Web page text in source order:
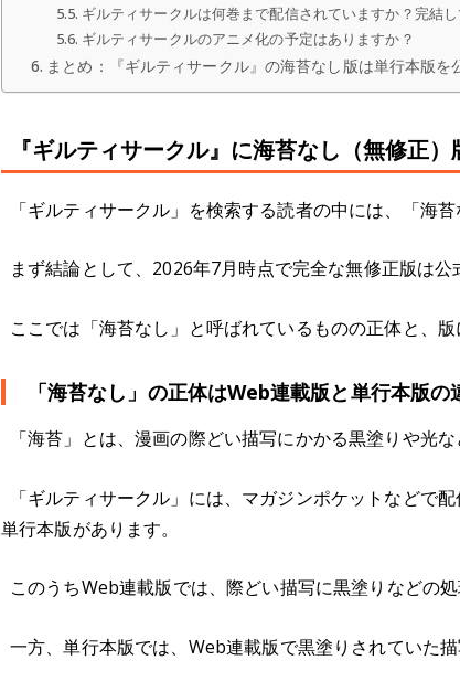
ギルティサークルは何巻まで配信されていますか？完結
ギルティサークルのアニメ化の予定はありますか？
まとめ：『ギルティサークル』の海苔なし版は単行本版
『ギルティサークル』に海苔なし（無修正）
「ギルティサークル」を検索する読者の中には、「海
まず結論として、2026年7月時点で完全な無修正版は公
ここでは「海苔なし」と呼ばれているものの正体と、版
「海苔なし」の正体はWeb連載版と単行本版の
「海苔」とは、漫画の際どい描写にかかる黒塗りや光な
「ギルティサークル」には、マガジンポケットなどで
単行本版があります。
このうちWeb連載版では、際どい描写に黒塗りなどの処
一方、単行本版では、Web連載版で黒塗りされていた描